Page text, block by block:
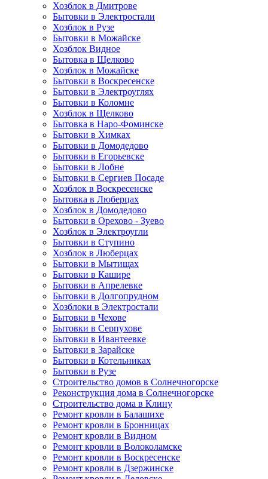
Хозблок в Дмитрове
Бытовки в Электростали
Хозблок в Рузе
Бытовки в Можайске
Хозблок Видное
Бытовкa в Щелково
Хозблок в Можайске
Бытовки в Воскресенске
Бытовки в Электроуглях
Бытовки в Коломне
Хозблок в Щелково
Бытовка в Наро-Фоминске
Бытовки в Химках
Бытовки в Домодедово
Бытовки в Егорьевске
Бытовки в Лобне
Бытовки в Сергиев Посаде
Хозблок в Воскресенске
Бытовка в Люберцах
Хозблок в Домодедово
Бытовки в Орехово - Зуево
Хозблок в Электроугли
Бытовки в Ступино
Хозблок в Люберцах
Бытовки в Мытищах
Бытовки в Кашире
Бытовки в Апрелевке
Бытовки в Долгопрудном
Хозблоки в Электростали
Бытовки в Чехове
Бытовки в Серпухове
Бытовки в Ивантеевке
Бытовки в Зарайске
Бытовки в Котельниках
Бытовки в Рузе
Строительство домов в Солнечногорске
Реконструкция дома в Солнечногорске
Строительство дома в Клину
Ремонт кровли в Балашихе
Ремонт кровли в Бронницах
Ремонт кровли в Видном
Ремонт кровли в Волоколамске
Ремонт кровли в Воскресенске
Ремонт кровли в Дзержинске